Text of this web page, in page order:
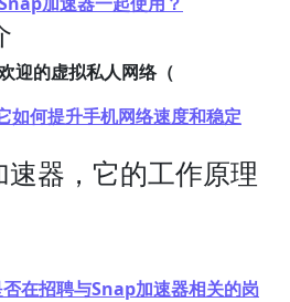
迎的虚拟私人网络（
如何提升手机网络速度和稳定
器，它的工作原理
在招聘与Snap加速器相关的岗